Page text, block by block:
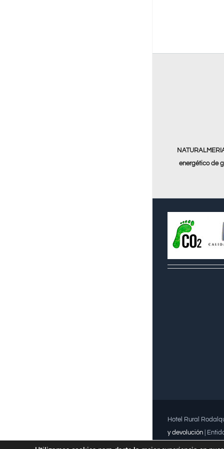
energético de
Hotel Rural
y devolución |
Premio Meridiana